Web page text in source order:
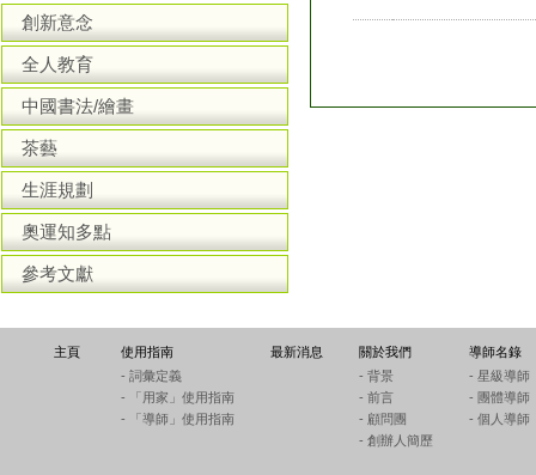
創新意念
全人教育
中國書法/繪畫
茶藝
生涯規劃
奧運知多點
參考文獻
主頁
使用指南
- 詞彙定義
- 「用家」使用指南
- 「導師」使用指南
最新消息
關於我們
- 背景
- 前言
- 顧問團
- 創辦人簡歷
導師名錄
- 星級導師
- 團體導師
- 個人導師